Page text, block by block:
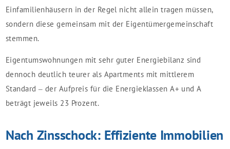
Einfamilienhäusern in der Regel nicht allein tragen müssen,
sondern diese gemeinsam mit der Eigentümergemeinschaft
stemmen.
Eigentumswohnungen mit sehr guter Energiebilanz sind
dennoch deutlich teurer als Apartments mit mittlerem
Standard – der Aufpreis für die Energieklassen A+ und A
beträgt jeweils 23 Prozent.
Nach Zinsschock: Effiziente Immobilien